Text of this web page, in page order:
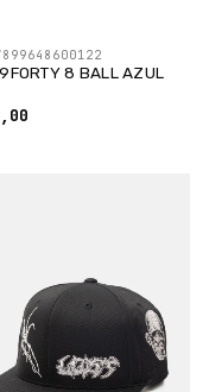
8 BALL AZUL